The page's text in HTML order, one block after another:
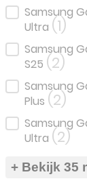
Samsung
Ultra (1)
Samsung
S25 (2)
Samsung
Plus (2)
Samsung
Ultra (2)
+ Bekijk 35